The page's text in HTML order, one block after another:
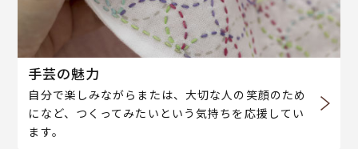
手芸の魅力
自分で楽しみながらまたは、大切な人の笑顔のため
になど、つくってみたいという気持ちを応援してい
ます。